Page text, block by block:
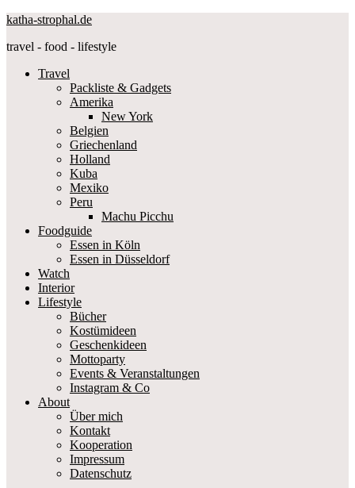
katha-strophal.de
travel - food - lifestyle
Travel
Packliste & Gadgets
Amerika
New York
Belgien
Griechenland
Holland
Kuba
Mexiko
Peru
Machu Picchu
Foodguide
Essen in Köln
Essen in Düsseldorf
Watch
Interior
Lifestyle
Bücher
Kostümideen
Geschenkideen
Mottoparty
Events & Veranstaltungen
Instagram & Co
About
Über mich
Kontakt
Kooperation
Impressum
Datenschutz